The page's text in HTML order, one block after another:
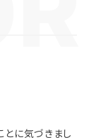
とに気づきまし